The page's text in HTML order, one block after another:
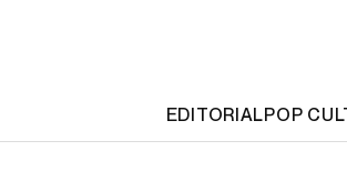
EDITORIALPOP